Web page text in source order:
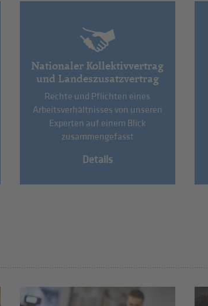
Nationaler Kollektivvertrag
und Landeszusatzvertrag
Rechte und Pflichten eines
Arbeitsverhältnisses von unseren
Experten auf einem Blick
zusammengefasst
Details